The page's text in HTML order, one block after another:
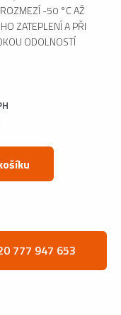
-50 °C AŽ
ZATEPLENÍ A PŘI
ODOLNOSTÍ
777 947 653